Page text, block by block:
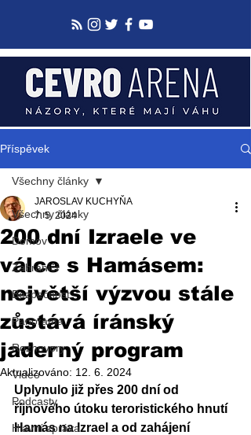
Příspěvek
Všechny články
Domov
Zahraničí
Bezpečnost
Panorama
Rozhovory
Video
Podcasty
Hlavní zpráva
Všechny články
200 dní Izraele ve
válce s Hamásem:
největší výzvou stále
zůstává íránský
jaderný program
JAROSLAV KUCHYŇA
7. 5. 2024
Aktualizováno: 12. 6. 2024
Uplynulo již přes 200 dní od
říjnového útoku teroristického hnutí
Hamás na Izrael a od zahájení